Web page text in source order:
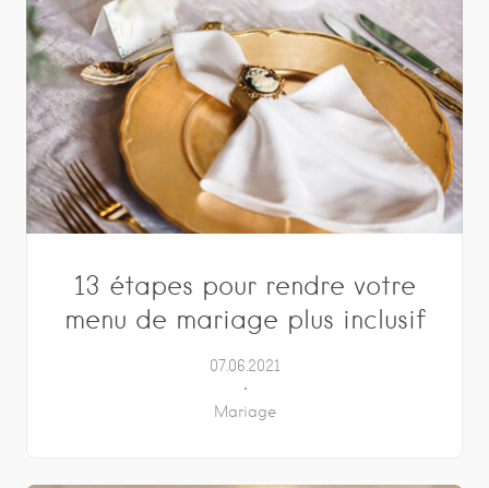
13 étapes pour rendre votre
menu de mariage plus inclusif
07.06.2021
Mariage